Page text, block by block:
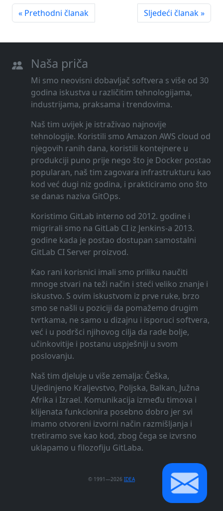
« Prethodni članak Sljedeći članak »
Naša priča
Mi smo neovisni dobavljač softvera s više od 30
godina iskustva u različitim tehnologijama,
industrijama, praksama i trendovima.
Naš tim uvijek je istraživao najnovije
tehnologije. Koristili smo Amazon AWS cloud od
njegovih ranih dana, koristili kontejnere u
produkciji puno prije nego što je Docker postao
popularan, naš tim zagovara infrastrukturu kao
kod već dugi niz godina, i prakticiramo ono što
se danas naziva GitOps.
Koristimo GitLab interno od 2012. godine i
migrirali smo na GitLab CI iz Jenkins-a 2013.
godine kada je postao dostupan samostalni
GitLab CI Server proizvod.
Kao rani korisnici imali smo priliku naučiti
mnoge stvari na teži način i steći veliko znanje i
iskustvo. S ovim iskustvom iz prve ruke, brzo
smo se našli u poziciji da pomažemo drugim
tvrtkama, ne samo u dizajnu i isporuci softvera,
već i u podršci njihovog cilja da rade bolje,
učinkovitije i postanu uspješniji u svom
poslovanju.
Naš tim djeluje u više zemalja: Češka,
Ujedinjeno Kraljevstvo, Poljska, Balkan, Južna
Afrika i Izrael. Komunikacija između timova i
klijenata funkcionira posebno dobro jer svi
imamo otvoreni izvorni način razmišljanja i
tretiramo sve kao kod, zbog čega se izvrsno
uklapamo u filozofiju GitLaba.
© 1991—2026 IDEA